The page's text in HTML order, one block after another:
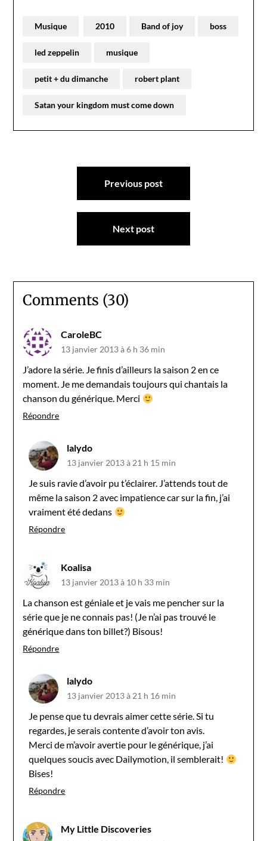
Musique 2010 Band of joy boss
led zeppelin musique
petit + du dimanche robert plant
Satan your kingdom must come down
Navigation
Previous post
Next post
Comments (30)
CaroleBC
13 janvier 2013 à 6 h 36 min
J’adore la série. Je finis d’ailleurs la saison 2 en ce
moment. Je me demandais toujours qui chantais la
chanson du générique. Merci
Répondre
lalydo
13 janvier 2013 à 21 h 15 min
Je suis ravie d’avoir pu t’éclairer. J’attends tout de
même la saison 2 avec impatience car sur la fin, j’ai
vraiment été dedans
Répondre
Koalisa
13 janvier 2013 à 10 h 33 min
La chanson est géniale et je vais me pencher sur la
série que je ne connais pas! (Je n’ai pas trouvé le
générique dans ton billet?) Bisous!
Répondre
lalydo
13 janvier 2013 à 21 h 16 min
Je pense que tu devrais aimer cette série. Si tu
regardes, je serais contente d’avoir ton avis.
Merci de m’avoir avertie pour le générique, j’ai
quelques soucis avec Dailymotion, il semblerait!
Bises!
Répondre
My Little Discoveries